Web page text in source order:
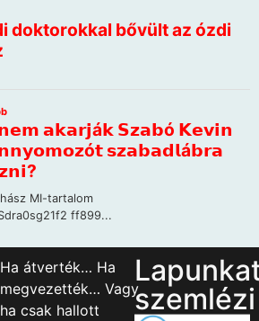
Ha átverték… Ha
megvezették… Vagy
ha csak hallott
szemlézi